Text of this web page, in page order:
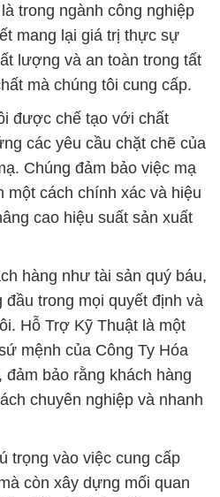
trong ngành công nghiệp
mang lại giá trị thực sự
lượng và an toàn trong tất
mà chúng tôi cung cấp.
được chế tạo với chất
các yêu cầu chặt chẽ của
Chúng đảm bảo việc mạ
cách chính xác và hiệu
cao hiệu suất sản xuất
hàng như tài sản quý báu,
trong mọi quyết định và
Hỗ Trợ Kỹ Thuật là một
mệnh của Công Ty Hóa
bảo rằng khách hàng
chuyên nghiệp và nhanh
trọng vào việc cung cấp
còn xây dựng mối quan